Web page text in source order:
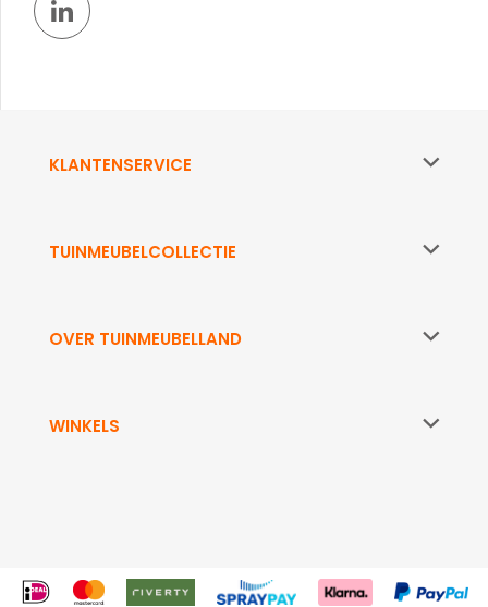
KLANTENSERVICE
TUINMEUBELCOLLECTIE
OVER TUINMEUBELLAND
WINKELS